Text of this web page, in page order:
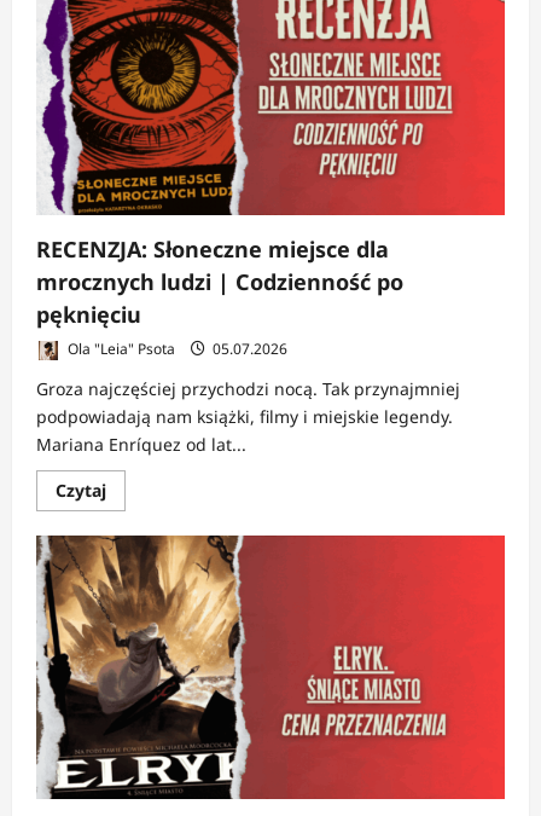
o
Pierścień
|
Historia
opowieści,
która
sama
uczyła
autora
dokąd
zmierza
RECENZJA: Słoneczne miejsce dla
mrocznych ludzi | Codzienność po
pęknięciu
Ola "Leia" Psota 05.07.2026
Groza najczęściej przychodzi nocą. Tak przynajmniej
podpowiadają nam książki, filmy i miejskie legendy.
Mariana Enríquez od lat...
CzytajDowiedz
się
o
RECENZJA:
Słoneczne
miejsce
dla
mrocznych
ludzi
|
Codzienność
po
pęknięciu